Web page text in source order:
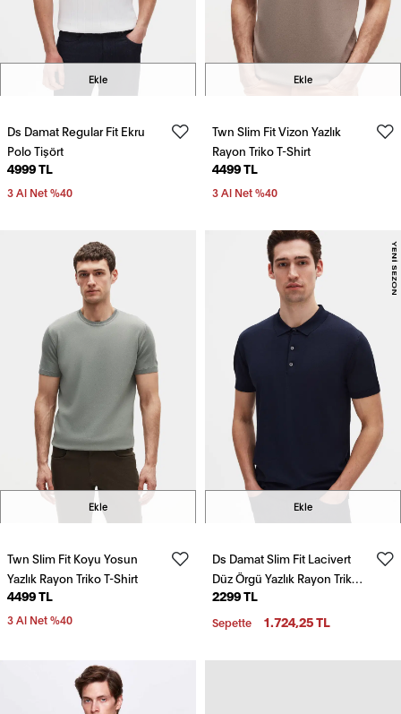
Ekle
Ds Damat Regular Fit Ekru
Polo Tişört
4999 TL
3 Al Net %40
Ekle
Twn Slim Fit Vizon Yazlık
Rayon Triko T-Shirt
4499 TL
3 Al Net %40
Ekle
Twn Slim Fit Koyu Yosun
Yazlık Rayon Triko T-Shirt
4499 TL
3 Al Net %40
Ekle
Ds Damat Slim Fit Lacivert
Düz Örgü Yazlık Rayon Triko
T-Shirt
2299 TL
Sepette 1.724,25 TL